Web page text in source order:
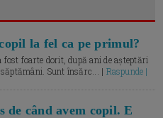
la fel ca pe primul?
foarte dorit, după ani de așteptări
Sunt însărc... | Raspunde |
de când avem copil. E